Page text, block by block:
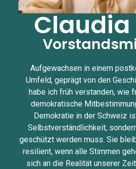
Claudia
Aufgewachsen in einem
Umfeld, geprägt von den
habe ich früh verstanden, wie
demokratische
Demokratie in der Schweiz
Selbstverständlichkeit,
geschützt werden muss. Sie
resilient, wenn alle Stimmen
sich an die Realität unserer